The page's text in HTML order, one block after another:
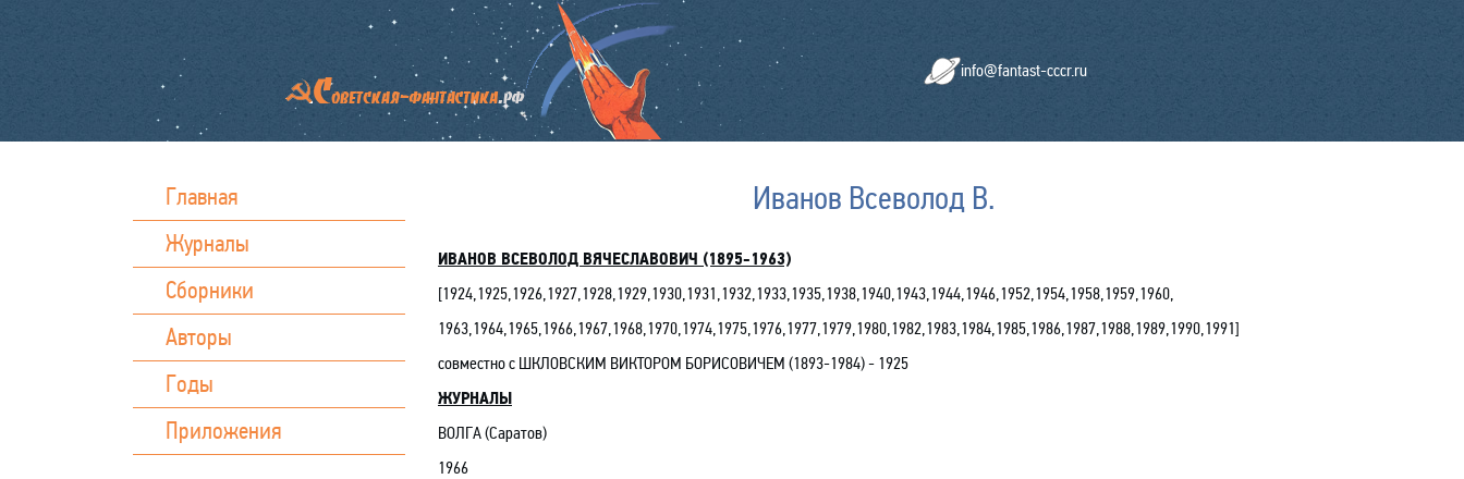
info@fantast-cccr.ru
Главная
Журналы
Сборники
Авторы
Годы
Приложения
Иванов Всеволод В.
ИВАНОВ ВСЕВОЛОД ВЯЧЕСЛАВОВИЧ (1895-1963)
[1924,1925,1926,1927,1928,1929,1930,1931,1932,1933,1935,1938,1940,1943,1944,1946,1952,1954,1958,1959,1960,
1963,1964,1965,1966,1967,1968,1970,1974,1975,1976,1977,1979,1980,1982,1983,1984,1985,1986,1987,1988,1989,1990,1991]
совместно с ШКЛОВСКИМ ВИКТОРОМ БОРИСОВИЧЕМ (1893-1984) - 1925
ЖУРНАЛЫ
ВОЛГА (Саратов)
1966